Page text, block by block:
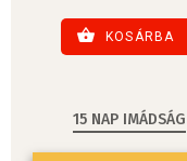
KOSÁRBA
15 NAP IMÁDSÁG